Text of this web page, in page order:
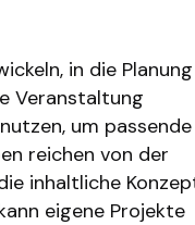
in die
Veranstaltung
um passende
reichen von der
inhaltliche
eigene Projekte